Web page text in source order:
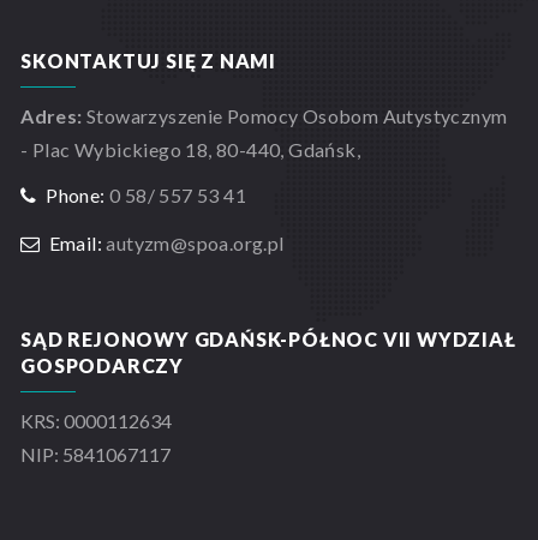
SKONTAKTUJ SIĘ Z NAMI
Adres: Stowarzyszenie Pomocy Osobom Autystycznym
- Plac Wybickiego 18, 80-440, Gdańsk,
Phone: 0 58/ 557 53 41
Email: autyzm@spoa.org.pl
SĄD REJONOWY GDAŃSK-PÓŁNOC VII WYDZIAŁ
GOSPODARCZY
KRS: 0000112634
NIP: 5841067117